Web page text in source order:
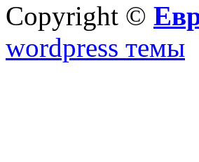
Copyright ©
wordpress темы